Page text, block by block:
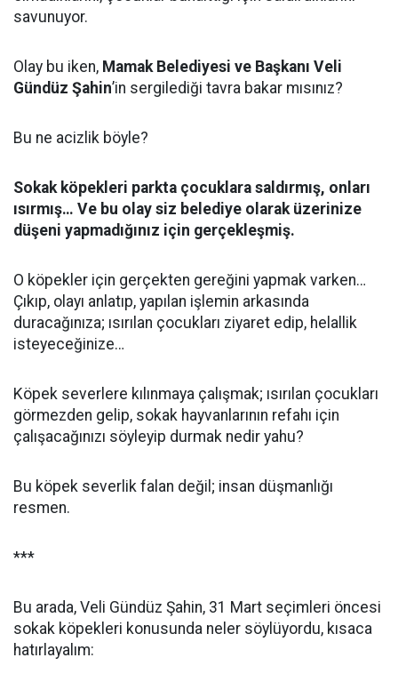
savunuyor.
Olay bu iken, Mamak Belediyesi ve Başkanı Veli
Gündüz Şahin’in sergilediği tavra bakar mısınız?
Bu ne acizlik böyle?
Sokak köpekleri parkta çocuklara saldırmış, onları
ısırmış… Ve bu olay siz belediye olarak üzerinize
düşeni yapmadığınız için gerçekleşmiş.
O köpekler için gerçekten gereğini yapmak varken…
Çıkıp, olayı anlatıp, yapılan işlemin arkasında
duracağınıza; ısırılan çocukları ziyaret edip, helallik
isteyeceğinize…
Köpek severlere kılınmaya çalışmak; ısırılan çocukları
görmezden gelip, sokak hayvanlarının refahı için
çalışacağınızı söyleyip durmak nedir yahu?
Bu köpek severlik falan değil; insan düşmanlığı
resmen.
***
Bu arada, Veli Gündüz Şahin, 31 Mart seçimleri öncesi
sokak köpekleri konusunda neler söylüyordu, kısaca
hatırlayalım: